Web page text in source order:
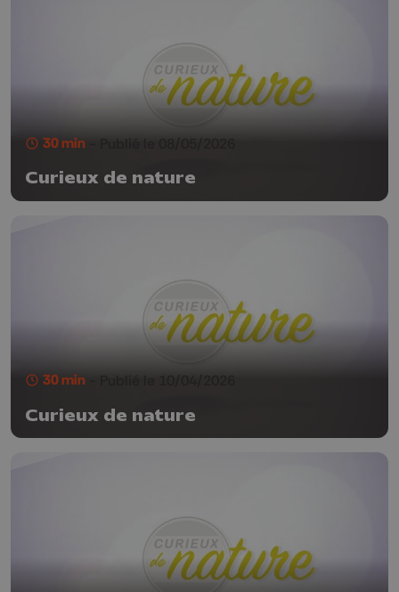
30 min
Curieux de nature
30 min
Curieux de nature